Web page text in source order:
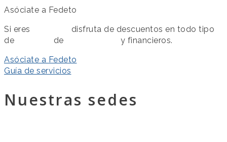
Asóciate a Fedeto
Si eres
disfruta de descuentos en todo tipo
de
de
y financieros.
Asóciate a Fedeto
Guía de servicios
Nuestras sedes